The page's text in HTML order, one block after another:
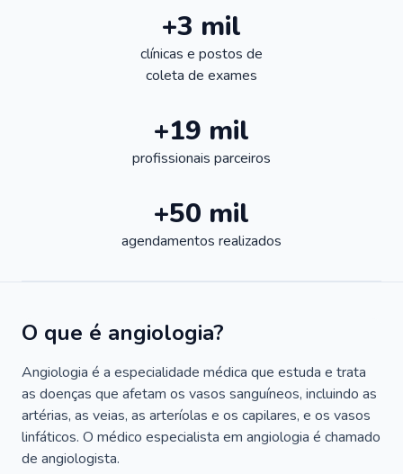
+3 mil
clínicas e postos de
coleta de exames
+19 mil
profissionais parceiros
+50 mil
agendamentos realizados
O que é angiologia?
Angiologia é a especialidade médica que estuda e trata
as doenças que afetam os vasos sanguíneos, incluindo as
artérias, as veias, as arteríolas e os capilares, e os vasos
linfáticos. O médico especialista em angiologia é chamado
de angiologista.